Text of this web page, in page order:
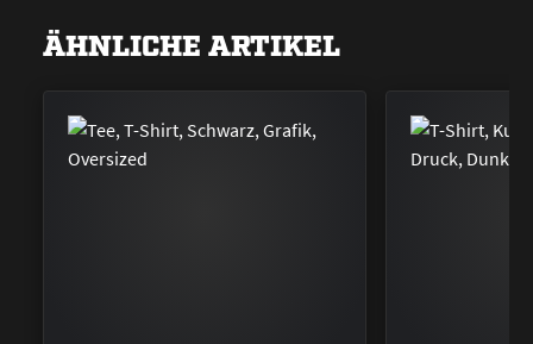
ÄHNLICHE ARTIKEL